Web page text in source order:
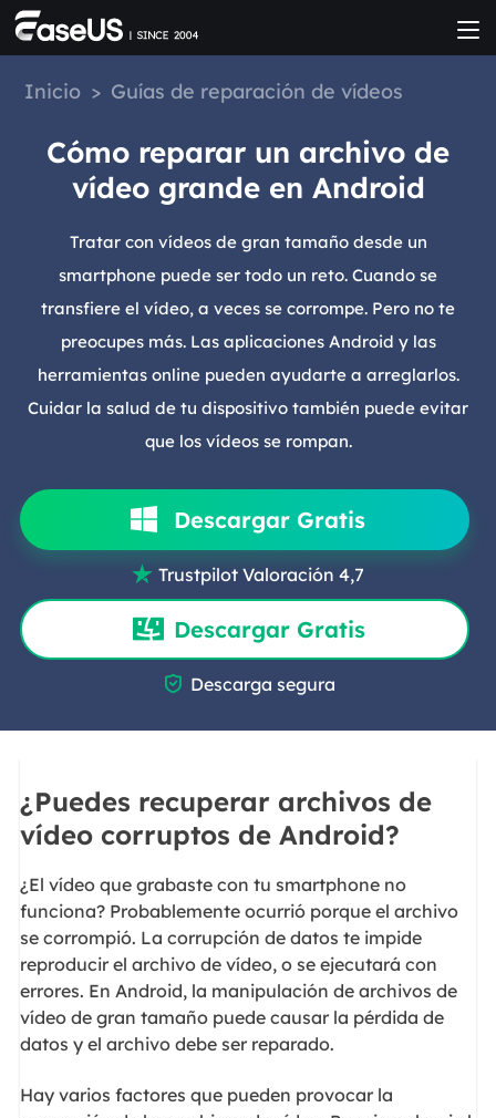
Inicio > Guías de reparación de vídeos
Cómo reparar un archivo de
vídeo grande en Android
Tratar con vídeos de gran tamaño desde un
smartphone puede ser todo un reto. Cuando se
transfiere el vídeo, a veces se corrompe. Pero no te
preocupes más. Las aplicaciones Android y las
herramientas online pueden ayudarte a arreglarlos.
Cuidar la salud de tu dispositivo también puede evitar
que los vídeos se rompan.
Descargar Gratis
 Trustpilot Valoración 4,7
Descargar Gratis
 Descarga segura
¿Puedes recuperar archivos de
vídeo corruptos de Android?
¿El vídeo que grabaste con tu smartphone no
funciona? Probablemente ocurrió porque el archivo
se corrompió. La corrupción de datos te impide
reproducir el archivo de vídeo, o se ejecutará con
errores. En Android, la manipulación de archivos de
vídeo de gran tamaño puede causar la pérdida de
datos y el archivo debe ser reparado.
Hay varios factores que pueden provocar la